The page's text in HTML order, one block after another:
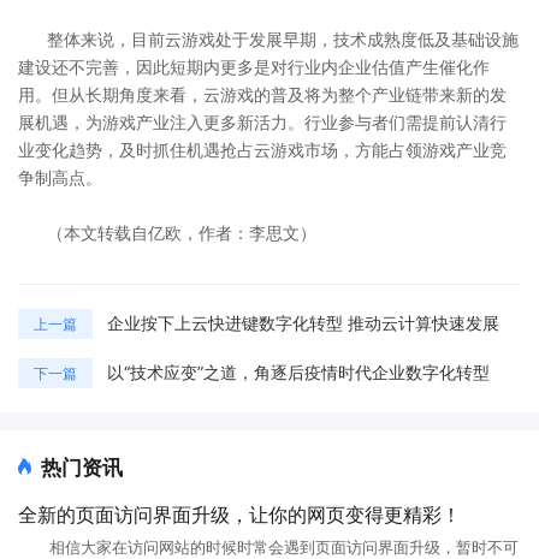
整体来说，目前云游戏处于发展早期，技术成熟度低及基础设施
建设还不完善，因此短期内更多是对行业内企业估值产生催化作
用。但从长期角度来看，云游戏的普及将为整个产业链带来新的发
展机遇，为游戏产业注入更多新活力。行业参与者们需提前认清行
业变化趋势，及时抓住机遇抢占云游戏市场，方能占领游戏产业竞
争制高点。
（本文转载自亿欧，作者：李思文）
上一篇 企业按下上云快进键数字化转型 推动云计算快速发展
下一篇 以“技术应变”之道，角逐后疫情时代企业数字化转型
热门资讯
全新的页面访问界面升级，让你的网页变得更精彩！
相信大家在访问网站的时候时常会遇到页面访问界面升级，暂时不可